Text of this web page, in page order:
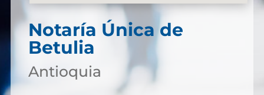
Notaría Única de
Betulia
Antioquia